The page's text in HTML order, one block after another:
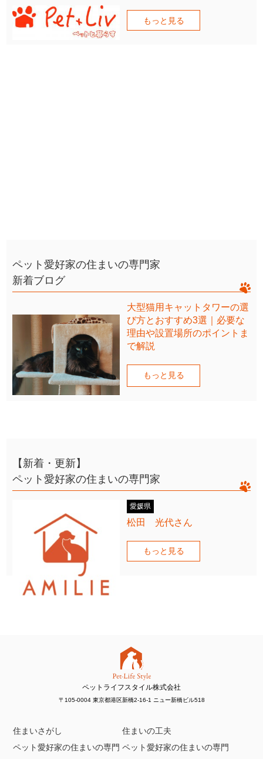
もっと見る
ペット愛好家の住まいの専門家
新着ブログ
大型猫用キャットタワーの選
び方とおすすめ3選｜必要な
理由や設置場所のポイントま
で解説
もっと見る
【新着・更新】
ペット愛好家の住まいの専門家
愛媛県
松田 光代さん
もっと見る
ペットライフスタイル株式会社
〒105-0004 東京都港区新橋2-16-1 ニュー新橋ビル518
住まいさがし
住まいの工夫
ペット愛好家の住まいの専門 ペット愛好家の住まいの専門